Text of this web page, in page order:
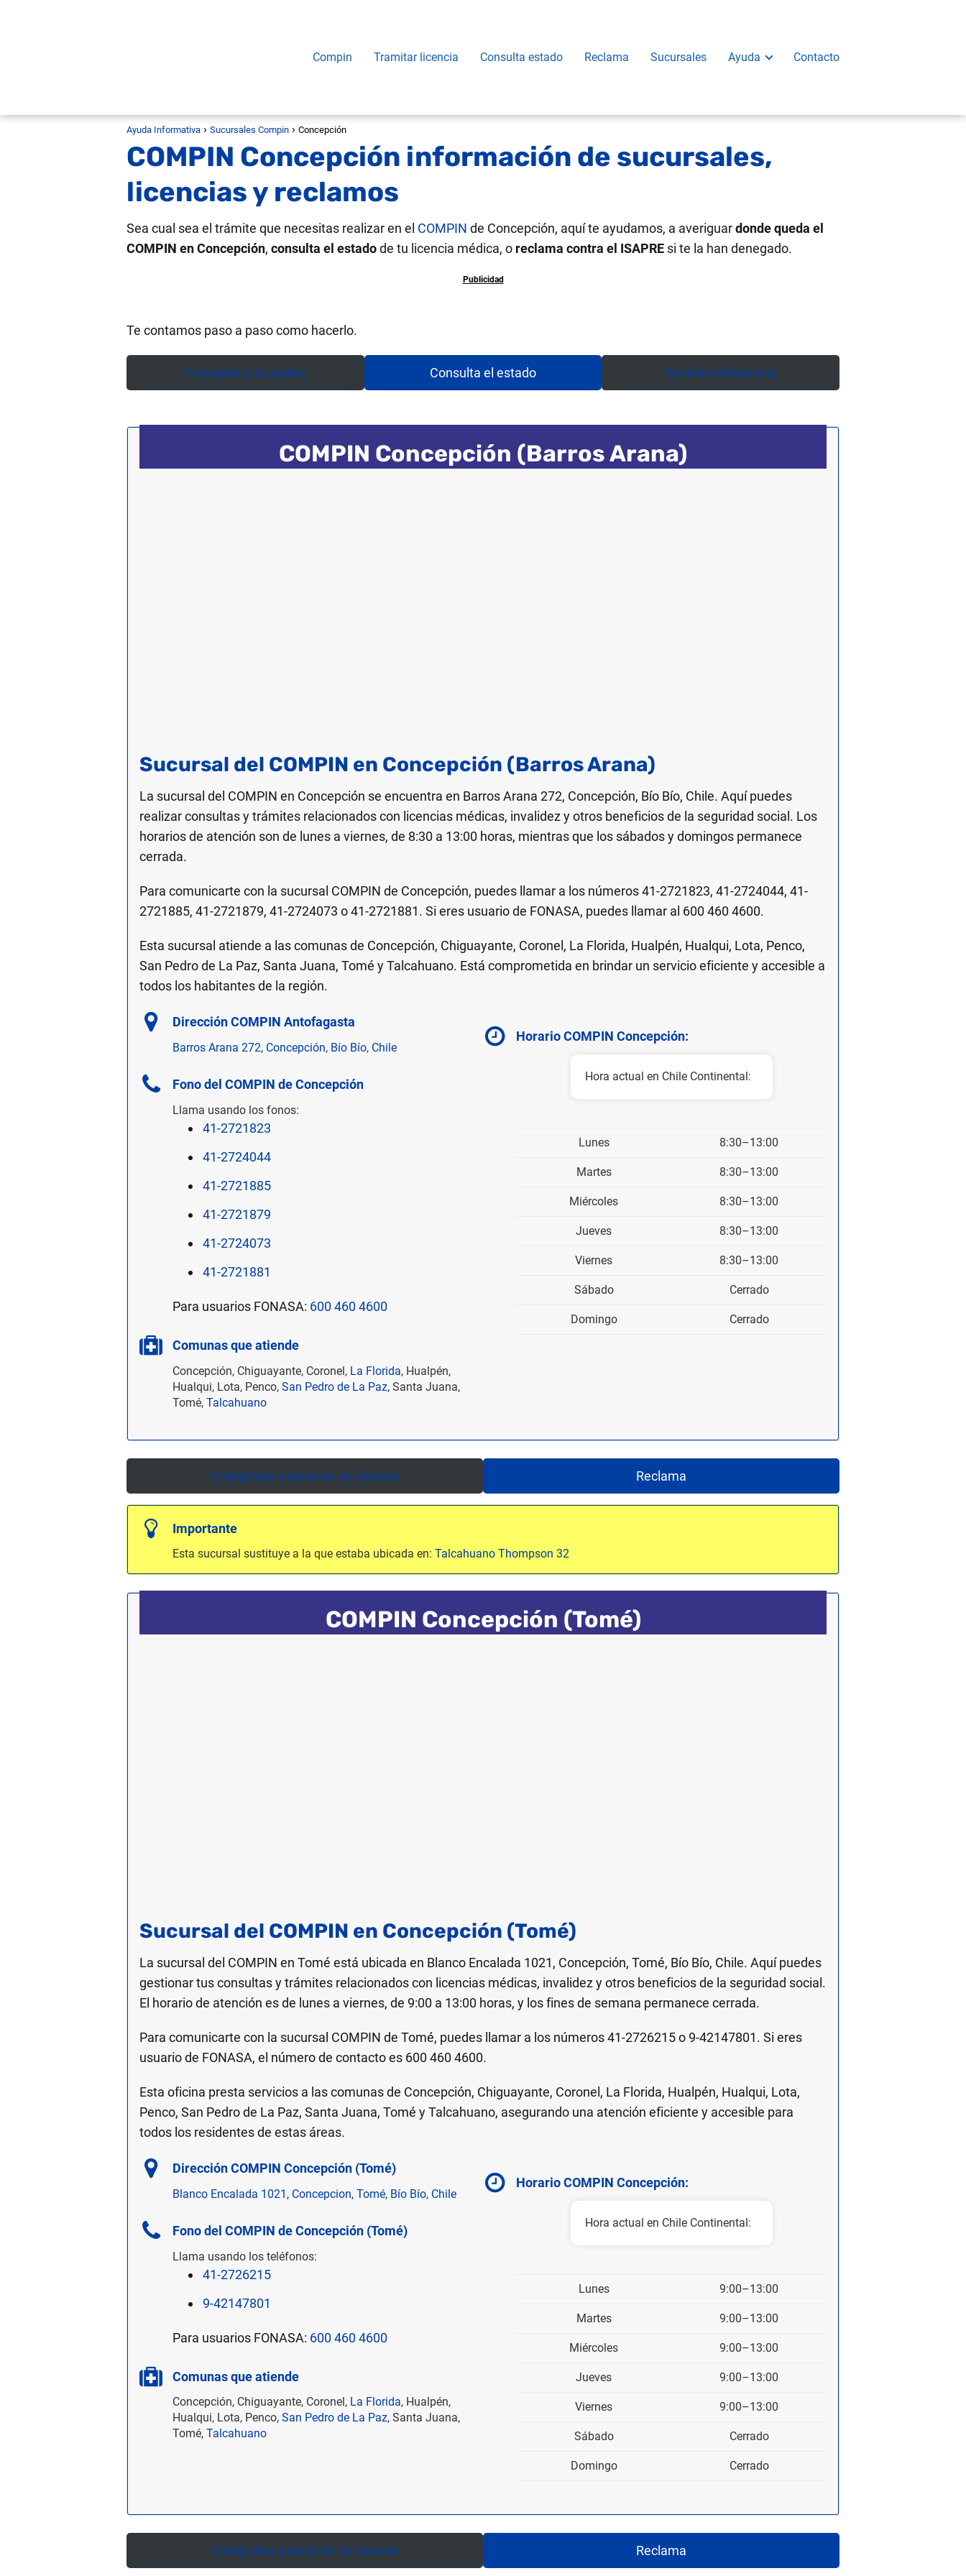
Compin Tramitar licencia Consulta estado Reclama Sucursales Ayuda Contacto
Ayuda Informativa Sucursales Compin Concepción
COMPIN Concepción información de sucursales,
licencias y reclamos
Sea cual sea el trámite que necesitas realizar en el COMPIN de Concepción, aquí te ayudamos, a averiguardonde queda el
COMPIN en Concepción, consulta el estadode tu licencia médica, o reclama contra el ISAPRE si te la han denegado.
Te contamos paso a paso como hacerlo.
Consultar sucursales Consulta el estado Reclama tu licencia
COMPIN Concepción (Barros Arana)
Sucursal del COMPIN en Concepción (Barros Arana)
La sucursal del COMPIN en Concepción se encuentra en Barros Arana 272, Concepción, Bío Bío, Chile. Aquí puedes
realizar consultas y trámites relacionados con licencias médicas, invalidez y otros beneficios de la seguridad social. Los
horarios de atención son de lunes a viernes, de 8:30 a 13:00 horas, mientras que los sábados y domingos permanece
cerrada.
Para comunicarte con la sucursal COMPIN de Concepción, puedes llamar a los números 41-2721823, 41-2724044, 41-
2721885, 41-2721879, 41-2724073 o 41-2721881. Si eres usuario de FONASA, puedes llamar al 600 460 4600.
Esta sucursal atiende a las comunas de Concepción, Chiguayante, Coronel, La Florida, Hualpén, Hualqui, Lota, Penco,
San Pedro de La Paz, Santa Juana, Tomé y Talcahuano. Está comprometida en brindar un servicio eficiente y accesible a
todos los habitantes de la región.
Dirección COMPIN Antofagasta
Barros Arana 272, Concepción, Bío Bío, Chile
Fono del COMPIN de Concepción
Llama usando los fonos:
41-2721823
41-2724044
41-2721885
41-2721879
41-2724073
41-2721881
Para usuarios FONASA: 600 460 4600
Comunas que atiende
Concepción, Chiguayante, Coronel, La Florida, Hualpén,
Hualqui, Lota, Penco, San Pedro de La Paz, Santa Juana,
Tomé, Talcahuano
Horario COMPIN Concepción:
Hora actual en Chile Continental:
Lunes 8:30–13:00
Martes 8:30–13:00
Miércoles 8:30–13:00
Jueves 8:30–13:00
Viernes 8:30–13:00
Sábado Cerrado
Domingo Cerrado
Comprobar estado de mi licencia Reclama
Importante
Esta sucursal sustituye a la que estaba ubicada en: Talcahuano Thompson 32
COMPIN Concepción (Tomé)
Sucursal del COMPIN en Concepción (Tomé)
La sucursal del COMPIN en Tomé está ubicada en Blanco Encalada 1021, Concepción, Tomé, Bío Bío, Chile. Aquí puedes
gestionar tus consultas y trámites relacionados con licencias médicas, invalidez y otros beneficios de la seguridad social.
El horario de atención es de lunes a viernes, de 9:00 a 13:00 horas, y los fines de semana permanece cerrada.
Para comunicarte con la sucursal COMPIN de Tomé, puedes llamar a los números 41-2726215 o 9-42147801. Si eres
usuario de FONASA, el número de contacto es 600 460 4600.
Esta oficina presta servicios a las comunas de Concepción, Chiguayante, Coronel, La Florida, Hualpén, Hualqui, Lota,
Penco, San Pedro de La Paz, Santa Juana, Tomé y Talcahuano, asegurando una atención eficiente y accesible para
todos los residentes de estas áreas.
Dirección COMPIN Concepción (Tomé)
Blanco Encalada 1021, Concepcion, Tomé, Bío Bío, Chile
Fono del COMPIN de Concepción (Tomé)
Llama usando los teléfonos:
41-2726215
9-42147801
Para usuarios FONASA: 600 460 4600
Comunas que atiende
Concepción, Chiguayante, Coronel, La Florida, Hualpén,
Hualqui, Lota, Penco, San Pedro de La Paz, Santa Juana,
Tomé, Talcahuano
Horario COMPIN Concepción:
Hora actual en Chile Continental:
Lunes 9:00–13:00
Martes 9:00–13:00
Miércoles 9:00–13:00
Jueves 9:00–13:00
Viernes 9:00–13:00
Sábado Cerrado
Domingo Cerrado
Comprobar estado de mi licencia Reclama